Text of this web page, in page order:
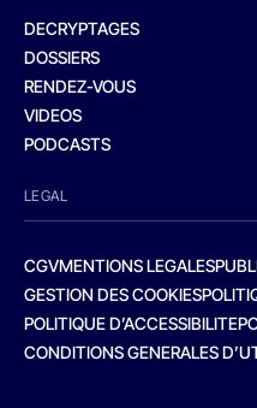
DECRYPTAGES
DOSSIERS
RENDEZ-VOUS
VIDEOS
PODCASTS
LEGAL
CGVMENTIONS LEGALES
GESTION DES COOKIES
POLITIQUE D’ACCESSIBILITE
CONDITIONS GENERALES